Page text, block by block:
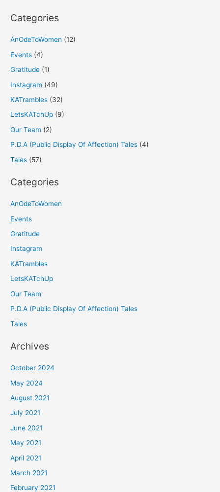
Categories
AnOdeToWomen (12)
Events (4)
Gratitude (1)
Instagram (49)
KATrambles (32)
LetsKATchUp (9)
Our Team (2)
P.D.A (Public Display Of Affection) Tales (4)
Tales (57)
Categories
AnOdeToWomen
Events
Gratitude
Instagram
KATrambles
LetsKATchUp
Our Team
P.D.A (Public Display Of Affection) Tales
Tales
Archives
October 2024
May 2024
August 2021
July 2021
June 2021
May 2021
April 2021
March 2021
February 2021